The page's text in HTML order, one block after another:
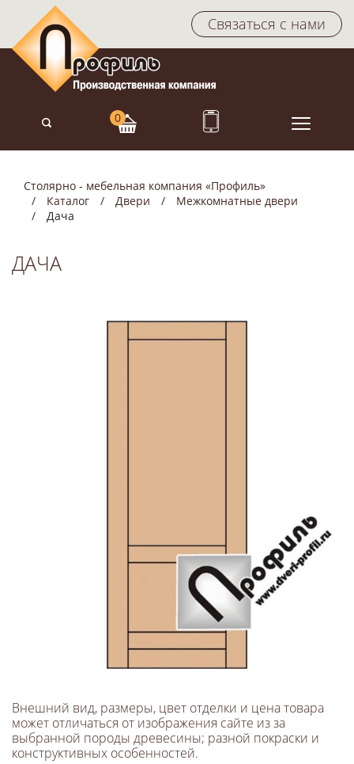
Связаться с нами
Столярно - мебельная компания «Профиль»
Каталог
Двери
Межкомнатные двери
Дача
ДАЧА
Внешний вид, размеры, цвет отделки и цена товара
может отличаться от изображения сайте из за
выбранной породы древесины; разной покраски и
конструктивных особенностей.